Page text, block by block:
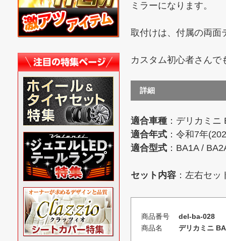
ミラーになります。
取付けは、付属の両面
カスタム初心者さんで
詳細
適合車種 ：デリカミニ
適合年式 ：令和7年
適合型式 ：BA1A /
セット内容 ：左右セ
商品番号
del-ba-028
商品名
デリカミニ